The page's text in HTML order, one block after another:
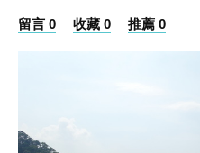
留言 0 收藏 0 推薦 0